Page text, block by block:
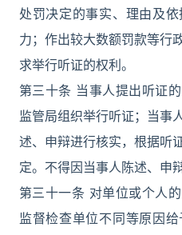
处罚决定的事实、理由及
力；作出较大数额罚款等行
求举行听证的权利。
第三十条 当事人提出听证
监管局组织举行听证；当事
述、申辩进行核实，根据听
定。不得因当事人陈述、申
第三十一条 对单位或个人
监督检查单位不同等原因